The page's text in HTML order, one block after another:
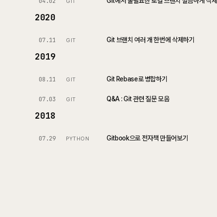
2020
07.11 GIT Git 브랜치 여러 개 한번에 삭제하기
2019
08.11 GIT Git Rebase로 병합하기
07.03 GIT Q&A : Git 관련 질문 모음
2018
07.29 PYTHON Gitbook으로 전자책 만들어보기